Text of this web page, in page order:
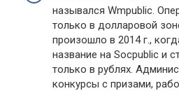
назывался Wmpublic.
только в долларовой
произошло в 2014 г.,
название на Socpublic и
только в рублях.
конкурсы с призами,